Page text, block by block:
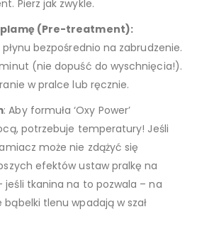
Pierz jak zwykle.
plamę (Pre-treatment):
bezpośrednio na zabrudzenie.
(nie dopuść do wyschnięcia!).
w pralce lub ręcznie.
: Aby formuła ‘Oxy Power’
potrzebuje temperatury! Jeśli
może nie zdążyć się
efektów ustaw pralkę na
jeśli tkanina na to pozwala – na
tlenu wpadają w szał